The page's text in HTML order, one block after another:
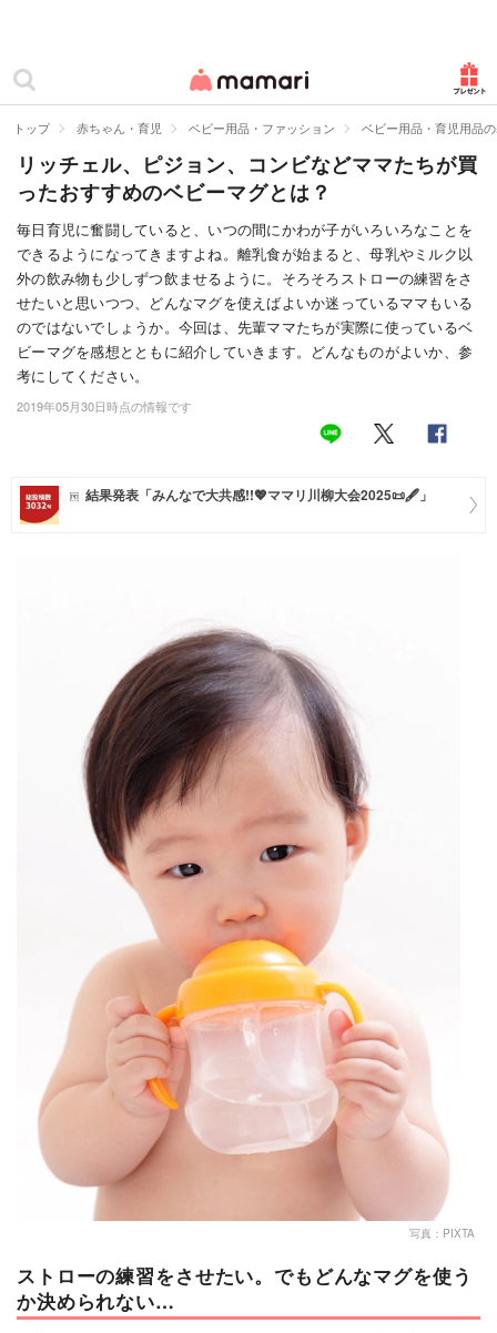
ママリ
カテゴリー一覧
妊娠
出産
赤ちゃん・育児
子育て・家族
病院
住まい
トップ 赤ちゃん・育児 ベビー用品・ファッション ベビー用品・育児用品
リッチェル、ピジョン、コンビなどママたちが買
ったおすすめのベビーマグとは？
毎日育児に奮闘していると、いつの間にかわが子がいろいろなことを
できるようになってきますよね。離乳食が始まると、母乳やミルク以
外の飲み物も少しずつ飲ませるように。そろそろストローの練習をさ
せたいと思いつつ、どんなマグを使えばよいか迷っているママもいる
のではないでしょうか。今回は、先輩ママたちが実際に使っているベ
ビーマグを感想とともに紹介していきます。どんなものがよいか、参
考にしてください。
2019年05月30日時点の情報です
結果発表「みんなで大共感!!💖ママリ川柳大会2025📜🖋️」
写真：PIXTA
ストローの練習をさせたい。でもどんなマグを使う
か決められない…